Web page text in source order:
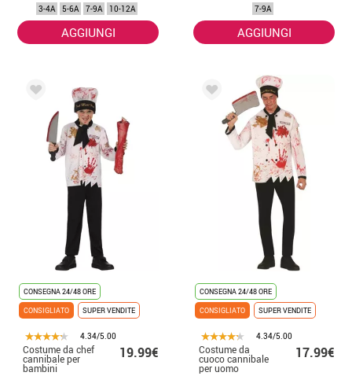
3-4A 5-6A 7-9A 10-12A
AGGIUNGI
7-9A
AGGIUNGI
CONSEGNA 24/48 ORE
CONSIGLIATO
SUPER VENDITE
4.34/5.00
Costume da chef
cannibale per
bambini
19.99€
CONSEGNA 24/48 ORE
CONSIGLIATO
SUPER VENDITE
4.34/5.00
Costume da
cuoco cannibale
per uomo
17.99€